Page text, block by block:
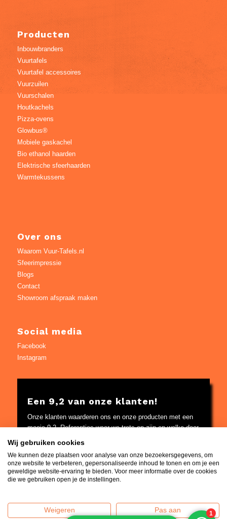
Producten
Inbouwbranders
Vuurtafels
Vuurtafel accessoires
Vuurzuilen
Vuurschalen
Houtkachels
Pizza-ovens
Glowbus®
Mobiele gaskachel
Bio ethanol haarden
Elektrische sfeerhaarden
Warmtekussens
Over ons
Waarom Vuur-Tafels.nl
Sfeerimpressie
Blogs
Contact
Showroom afspraak maken
Social media
Facebook
Instagram
Een 9,2 van onze klanten!
Onze klanten waarderen ons en onze producten met een
mooie 9,2. Referenties waar we trots op zijn en welke door
Google worden gecontroleerd.
Bekijkhierde referenties
Home|Contact|Algemene voorwaarden|Over ons|Privacy
Wij gebruiken cookies
We kunnen deze plaatsen voor analyse van onze bezoekersgegevens, om
onze website te verbeteren, gepersonaliseerde inhoud te tonen en om je een
geweldige website-ervaring te bieden. Voor meer informatie over de cookies
die we gebruiken open je de instellingen.
Weigeren Pas aan